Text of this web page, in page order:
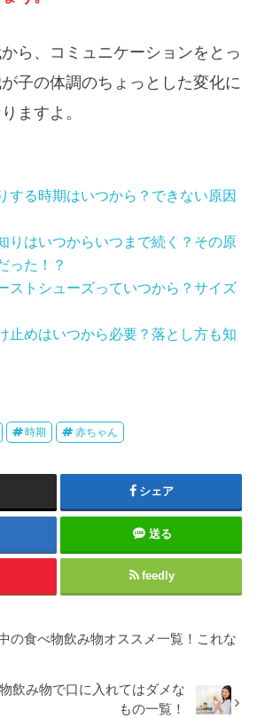
ら、コミュニケーションをとっ
子の体調のちょっとした変化に
ますよ。
する時期はいつから？できない原因
りはいつからいつまで続く？その原
った！？
ストシューズっていつから？サイズ
止めはいつから必要？落とし方も知
時期 赤ちゃん
シェア
送る
feedly
の食べ物飲み物オススメ一覧！これな
飲み物で口に入れてはダメな
もの一覧！